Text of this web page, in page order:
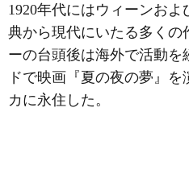
1920年代にはウィーンお
典から現代にいたる多くの
ーの台頭後は海外で活動を
ドで映画『夏の夜の夢』を
カに永住した。